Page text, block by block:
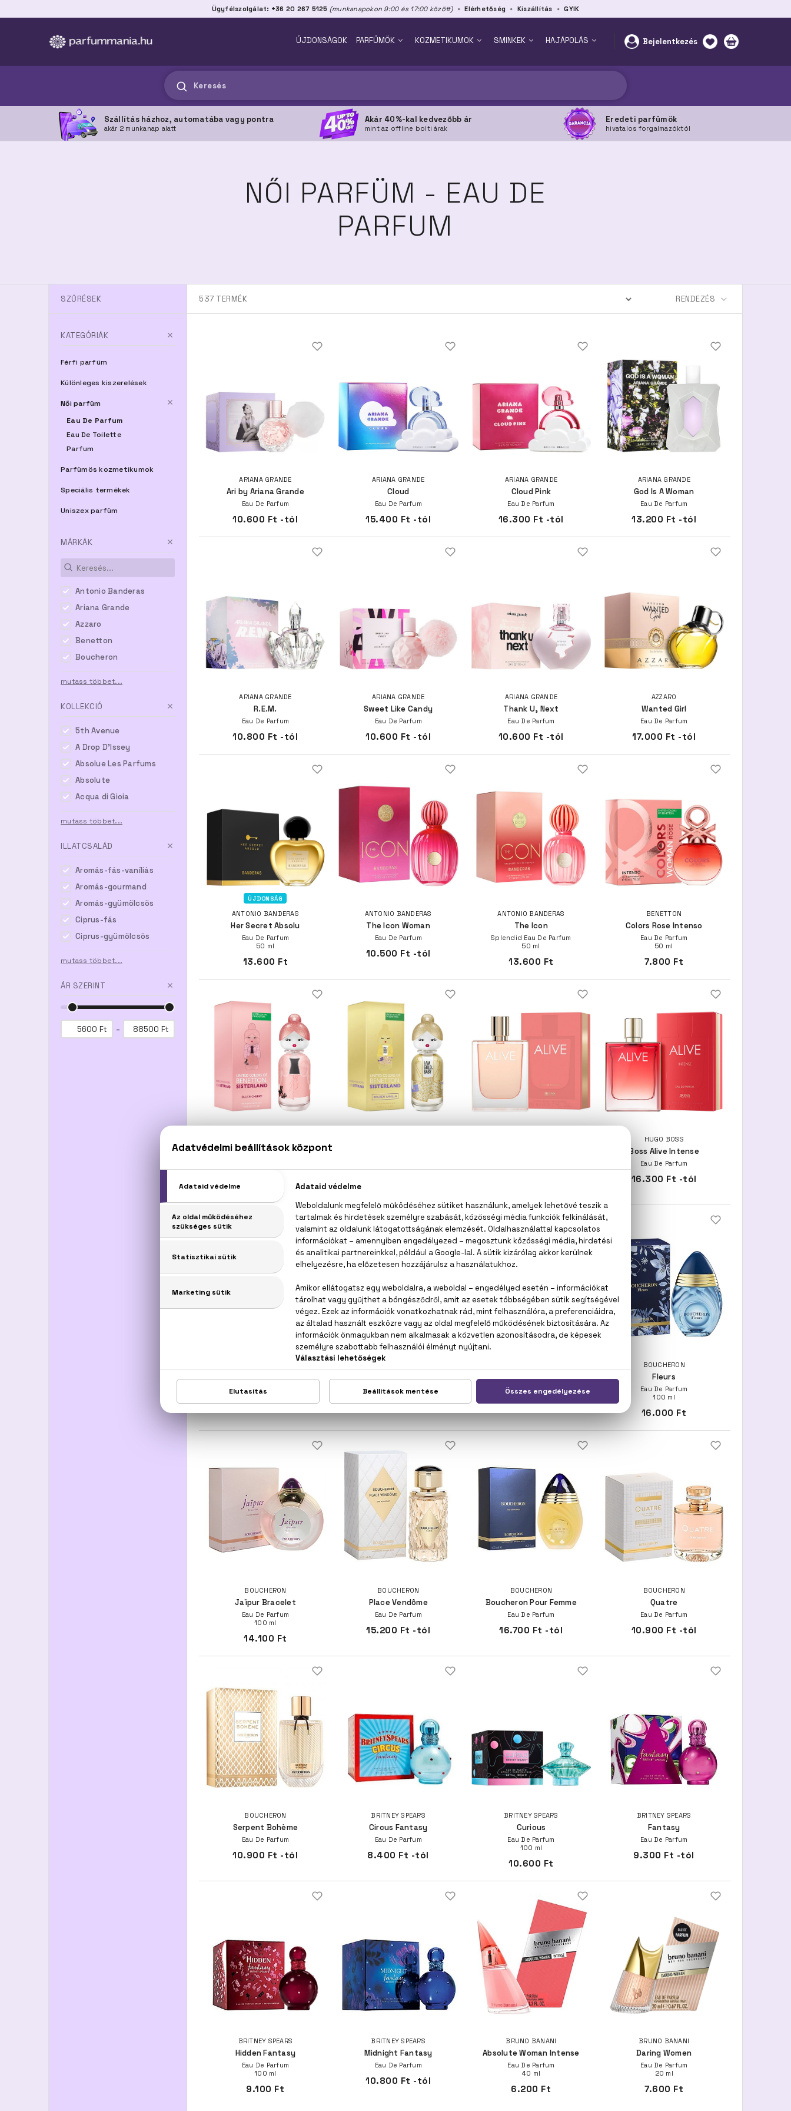
Ügyfélszolgálat: +36 20 267 5125 (munkanapokon 9:00 és 17:00 között) Elérhetőség Kiszállítás GYIK
ÚJDONSÁGOK PARFÜMÖK KOZMETIKUMOK SMINKEK HAJÁPOLÁS Bejelentkezés
Keresés
Szállítás házhoz, automatába vagy pontra
akár 2 munkanap alatt
Akár 40%-kal kedvezőbb ár
mint az offline bolti árak
Eredeti parfümök
hivatalos forgalmazóktól
NŐI PARFÜM - EAU DE
PARFUM
SZŰRÉSEK
KATEGÓRIÁK
Férfi parfüm
Különleges kiszerelések
Női parfüm
Eau De Parfum
Eau De Toilette
Parfum
Parfümös kozmetikumok
Speciális termékek
Uniszex parfüm
MÁRKÁK
Antonio Banderas
Ariana Grande
Azzaro
Benetton
Boucheron
mutass többet...
KOLLEKCIÓ
5th Avenue
A Drop D'Issey
Absolue Les Parfums
Absolute
Acqua di Gioia
mutass többet...
ILLATCSALÁD
Aromás-fás-vaníliás
Aromás-gourmand
Aromás-gyümölcsös
Ciprus-fás
Ciprus-gyümölcsös
mutass többet...
ÁR SZERINT
Ft - Ft
537 TERMÉK
ARIANA GRANDE
Ari by Ariana Grande
Eau De Parfum
10.600 Ft -tól
ARIANA GRANDE
Cloud
Eau De Parfum
15.400 Ft -tól
ARIANA GRANDE
Cloud Pink
Eau De Parfum
16.300 Ft -tól
ARIANA GRANDE
God Is A Woman
Eau De Parfum
13.200 Ft -tól
ARIANA GRANDE
R.E.M.
Eau De Parfum
10.800 Ft -tól
ARIANA GRANDE
Sweet Like Candy
Eau De Parfum
10.600 Ft -tól
ARIANA GRANDE
Thank U, Next
Eau De Parfum
10.600 Ft -tól
AZZARO
Wanted Girl
Eau De Parfum
17.000 Ft -tól
ÚJDONSÁG
ANTONIO BANDERAS
Her Secret Absolu
Eau De Parfum
50 ml
13.600 Ft
ANTONIO BANDERAS
The Icon Woman
Eau De Parfum
10.500 Ft -tól
ANTONIO BANDERAS
The Icon
Splendid Eau De Parfum
50 ml
13.600 Ft
BENETTON
Colors Rose Intenso
Eau De Parfum
50 ml
7.800 Ft
Sisterland Blush Cherry
80 ml
80 ml
HUGO BOSS
Boss Alive Intense
Eau De Parfum
16.300 Ft -tól
Boss Femme
Eau De Parfum
13.200 Ft -tól
Boss Ma Vie Pour Femme
Eau De Parfum
15.600 Ft -tól
Boss Woman
Eau De Parfum
22.200 Ft -tól
BOUCHERON
Fleurs
Eau De Parfum
100 ml
16.000 Ft
BOUCHERON
Jaïpur Bracelet
Eau De Parfum
100 ml
14.100 Ft
BOUCHERON
Place Vendôme
Eau De Parfum
15.200 Ft -tól
BOUCHERON
Boucheron Pour Femme
Eau De Parfum
16.700 Ft -tól
BOUCHERON
Quatre
Eau De Parfum
10.900 Ft -tól
BOUCHERON
Serpent Bohème
Eau De Parfum
10.900 Ft -tól
BRITNEY SPEARS
Circus Fantasy
Eau De Parfum
8.400 Ft -tól
BRITNEY SPEARS
Curious
Eau De Parfum
100 ml
10.600 Ft
BRITNEY SPEARS
Fantasy
Eau De Parfum
9.300 Ft -tól
BRITNEY SPEARS
Hidden Fantasy
Eau De Parfum
100 ml
9.100 Ft
BRITNEY SPEARS
Midnight Fantasy
Eau De Parfum
10.800 Ft -tól
BRUNO BANANI
Absolute Woman Intense
Eau De Parfum
40 ml
6.200 Ft
BRUNO BANANI
Daring Women
Eau De Parfum
20 ml
7.600 Ft